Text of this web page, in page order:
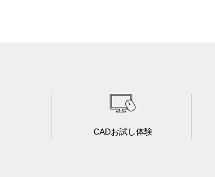
CADお試し体験